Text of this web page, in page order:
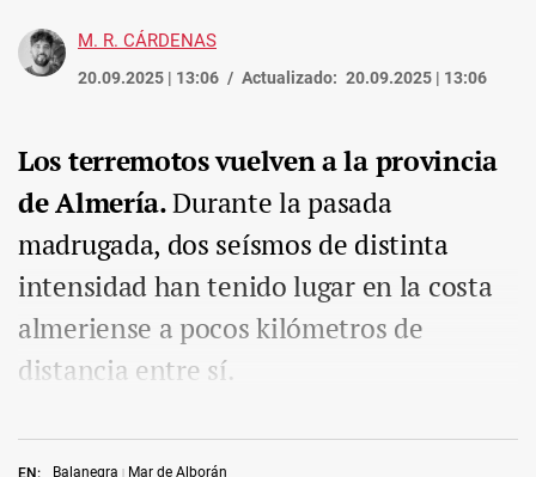
M. R. CÁRDENAS
20.09.2025 | 13:06 Actualizado: 20.09.2025 | 13:06
EN: Balanegra Mar de Alborán
Los terremotos vuelven a la provincia
de Almería.Durante la pasada
madrugada, dos seísmos de distinta
intensidad han tenido lugar en la costa
almeriense a pocos kilómetros de
distancia entre sí.